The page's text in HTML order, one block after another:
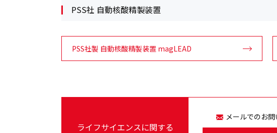
PSS社 自動核酸精製装置
PSS社製 自動核酸精製装置 magLEAD
ライフサイエンスに関する
メールでのお